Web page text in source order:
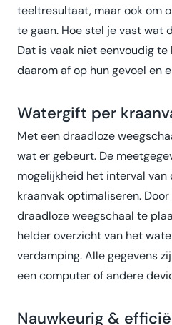
teeltresultaat, maar ook om
te gaan. Hoe stel je vast wat
Dat is vaak niet eenvoudig
daarom af op hun gevoel en
Watergift per
Met een draadloze
wat er gebeurt. De
mogelijkheid het interval
kraanvak optimaliseren.
draadloze weegschaal te
helder overzicht van het
verdamping. Alle gegevens
een computer of andere
Nauwkeurig &